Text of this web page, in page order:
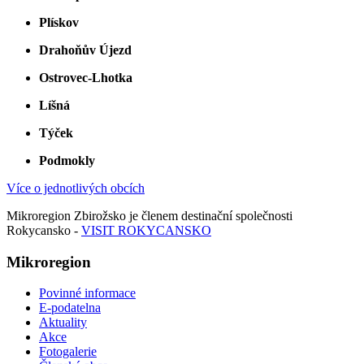
Plískov
Drahoňův Újezd
Ostrovec-Lhotka
Líšná
Týček
Podmokly
Více o jednotlivých obcích
Mikroregion Zbirožsko je členem destinační společnosti
Rokycansko - VISIT ROKYCANSKO
Mikroregion
Povinné informace
E-podatelna
Aktuality
Akce
Fotogalerie